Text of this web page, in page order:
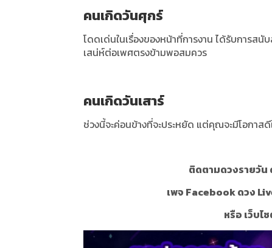
คนเกิดวันศุกร์
โดดเด่นในเรื่องของหน้าที่การงาน ได้รับการส
เสน่ห์ต่อเพศตรงข้ามพอสมควร
คนเกิดวันเสาร์
ช่วงนี้จะค่อนข้างที่จะประหยัด แต่คุณจะมีโอกาส
ติดตามดวงรายวัน
เพจ Facebook ดวง
หรือ เว็บไ